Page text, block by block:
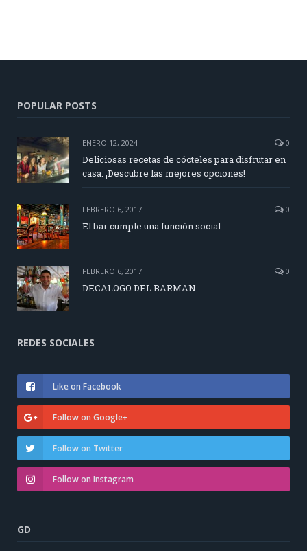
POPULAR POSTS
ENERO 12, 2024 0
Deliciosas recetas de cócteles para disfrutar en
casa: ¡Descubre las mejores opciones!
FEBRERO 6, 2017 0
El bar cumple una función social
FEBRERO 6, 2017 0
DECALOGO DEL BARMAN
REDES SOCIALES
Like on Facebook
Follow on Google+
Follow on Twitter
Follow on Instagram
GD